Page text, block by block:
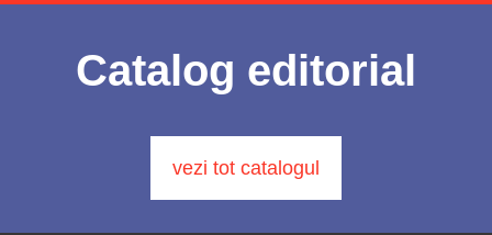
Catalog editorial
vezi tot catalogul